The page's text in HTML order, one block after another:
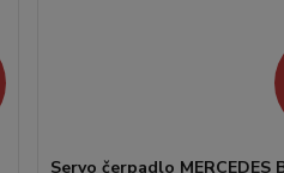
Servo čerpadlo MERCEDES